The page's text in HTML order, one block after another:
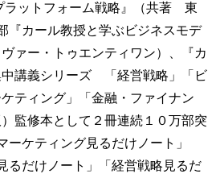
ラットフォーム戦略』（共著 東
『カール教授と学ぶビジネスモデ
ァー・トゥエンティワン）、『カ
中講義シリーズ 「経営戦略」「ビ
ティング」「金融・ファイナン
監修本として２冊連続１０万部突
ーケティング見るだけノート」
るだけノート」「経営戦略見るだ